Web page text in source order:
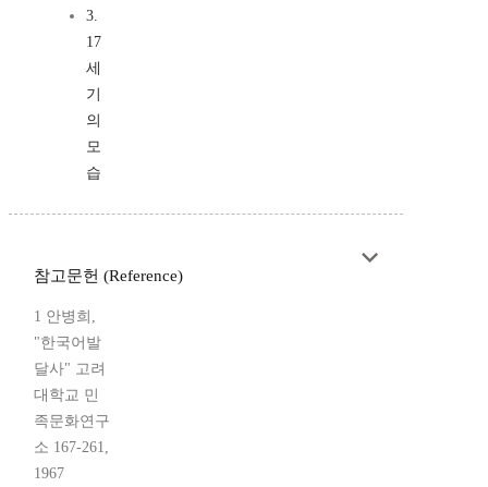
3.
17
세
기
의
모
습
참고문헌 (Reference)
1 안병희,
"한국어발
달사" 고려
대학교 민
족문화연구
소 167-261,
1967